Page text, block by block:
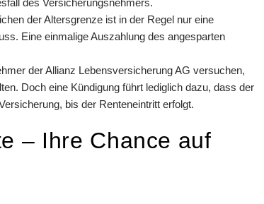
des Versicherungsnehmers.
der Altersgrenze ist in der Regel nur eine
Eine einmalige Auszahlung des angesparten
der Allianz Lebensversicherung AG versuchen,
Doch eine Kündigung führt lediglich dazu, dass der
bis der Renteneintritt erfolgt.
– Ihre Chance auf